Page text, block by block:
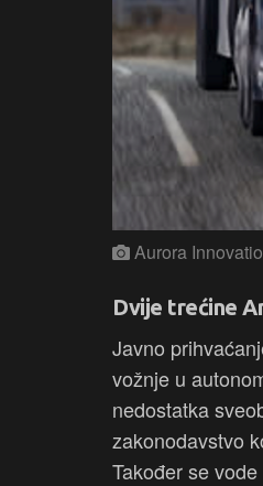
Aurora
Dvije trećine
Javno
vožnje u
nedostatka
zakonodavstvo
Također se